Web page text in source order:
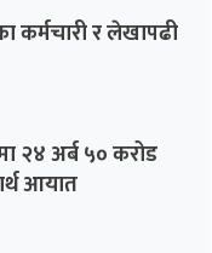
कर्मचारी र लेखापढी
२४ अर्ब ५० करोड
आयात